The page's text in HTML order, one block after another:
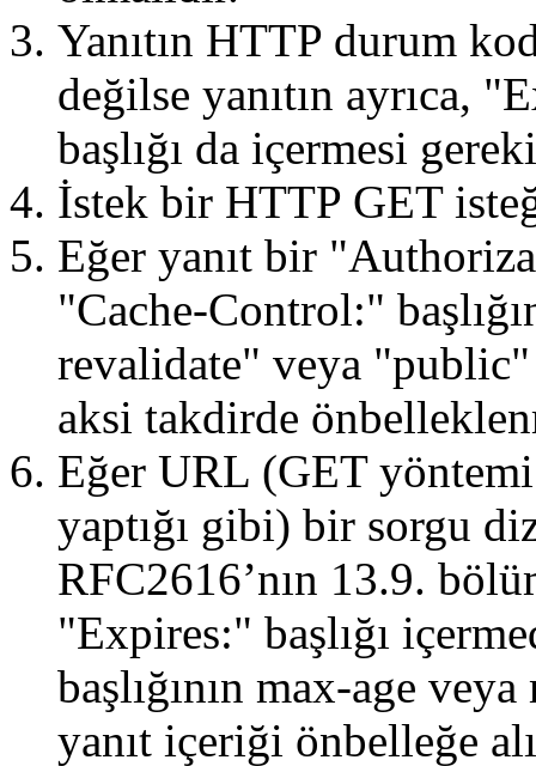
Yanıtın HTTP durum
değilse yanıtın ayrıca,
başlığı da içermesi
İstek bir HTTP GET
Eğer yanıt bir
"Cache-Control:"
revalidate" veya
aksi takdirde
Eğer URL (GET
yaptığı gibi) bir sorgu
RFC2616’nın 13.9.
"Expires:" başlığı
başlığının max-age
yanıt içeriği önbelleğe